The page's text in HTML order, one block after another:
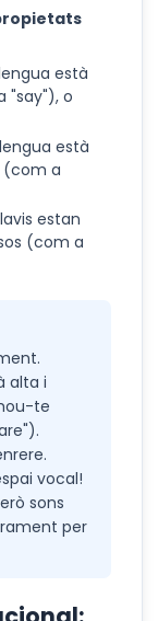
està
"say"), o
està
(com a
estan
(com a
alta i
te
vocal!
sons
per